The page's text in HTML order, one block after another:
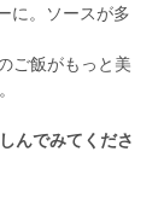
に。ソースが多
ご飯がもっと美
んでみてくださ